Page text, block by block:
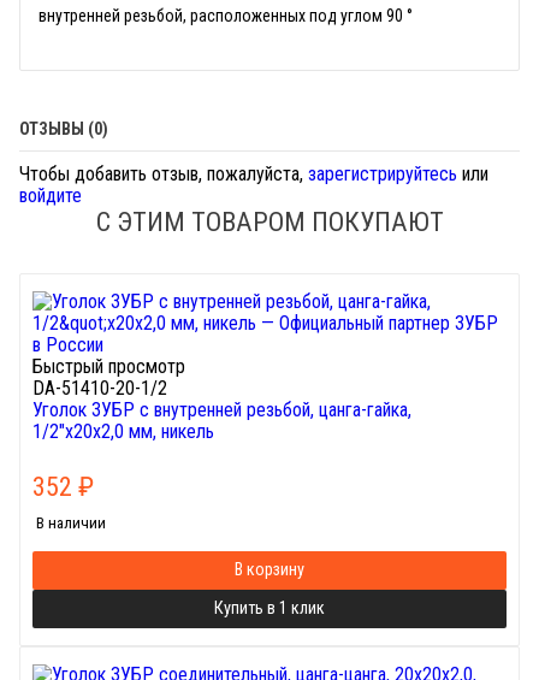
внутренней резьбой, расположенных под углом 90 °
ОТЗЫВЫ (0)
Чтобы добавить отзыв, пожалуйста, зарегистрируйтесь или
войдите
С ЭТИМ ТОВАРОМ ПОКУПАЮТ
Быстрый просмотр
DA-51410-20-1/2
Уголок ЗУБР с внутренней резьбой, цанга-гайка,
1/2"х20х2,0 мм, никель
352 ₽
В наличии
В корзину
Купить в 1 клик